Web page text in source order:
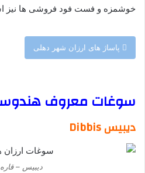
خوشمزه و فست فود فروشی ها نیز
پاساژ های ارزان شهر دهلی
سوغات معروف
دیبیس Dibbis
دیبیس – قاره